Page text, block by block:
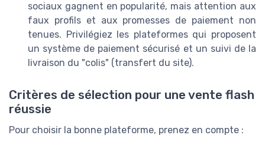
sociaux gagnent en popularité, mais attention aux
faux profils et aux promesses de paiement non
tenues. Privilégiez les plateformes qui proposent
un système de paiement sécurisé et un suivi de la
livraison du "colis" (transfert du site).
Critères de sélection pour une vente flash
réussie
Pour choisir la bonne plateforme, prenez en compte :